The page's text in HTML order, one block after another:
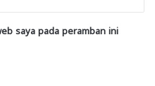
saya pada peramban ini